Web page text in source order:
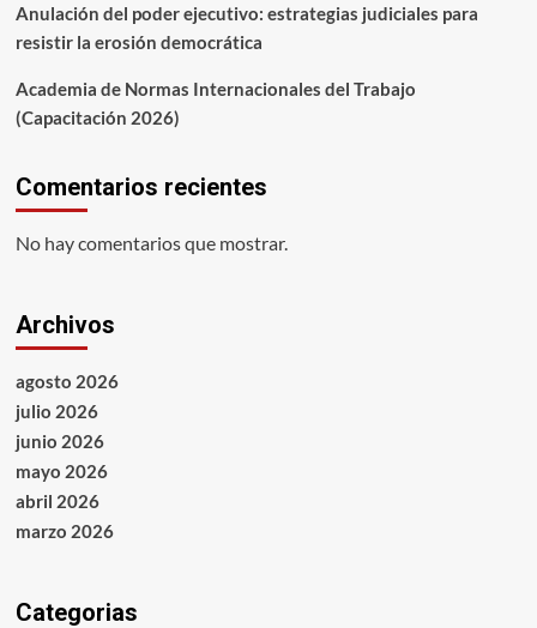
Anulación del poder ejecutivo: estrategias judiciales para
resistir la erosión democrática
Academia de Normas Internacionales del Trabajo
(Capacitación 2026)
Comentarios recientes
No hay comentarios que mostrar.
Archivos
agosto 2026
julio 2026
junio 2026
mayo 2026
abril 2026
marzo 2026
Categorias